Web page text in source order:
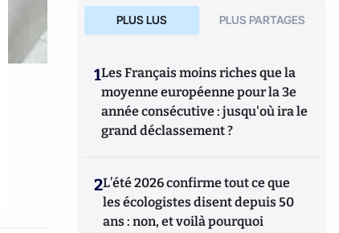
PLUS LUS PLUS PARTAGES
1Les Français moins riches que la
moyenne européenne pour la 3e
année consécutive : jusqu'où ira le
grand déclassement ?
2L’été 2026 confirme tout ce que
les écologistes disent depuis 50
ans : non, et voilà pourquoi